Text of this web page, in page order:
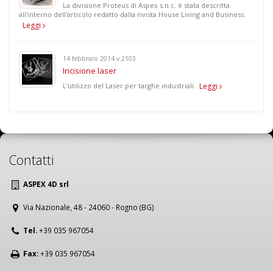
La divisione Proteus di Aspex s.n.c. è stata descritta
all'interno dell'articolo redatto dalla rivista House Living and Business.
Leggi
14 febbraio 2014 v.2103
Incisione laser
L'utilizzo del Laser per targhe industriali. Leggi
Contatti
ASPEX 4D srl
Via Nazionale, 48 - 24060 - Rogno (BG)
Tel.+39 035 967054
Fax:+39 035 967054